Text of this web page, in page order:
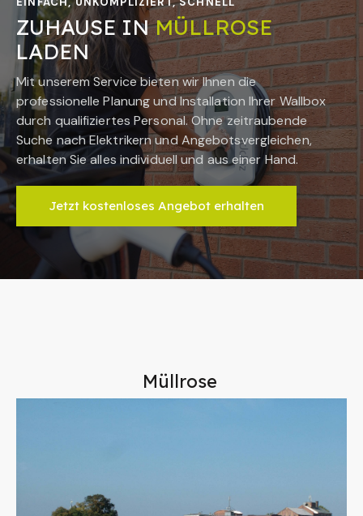
ZUHAUSE INMÜLLROSE
LADEN
Mit unserem Service bieten wir Ihnen die
professionelle Planung und Installation Ihrer Wallbox
durch qualifiziertes Personal. Ohne zeitraubende
Suche nach Elektrikern und Angebotsvergleichen,
erhalten Sie alles individuell und aus einer Hand.
Jetzt kostenloses Angebot erhalten
Müllrose